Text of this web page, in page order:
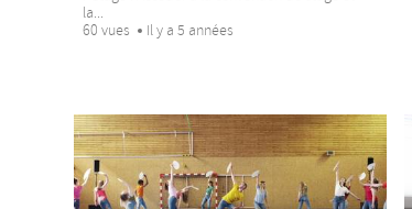
la...
60 vues
Il y a 5 années